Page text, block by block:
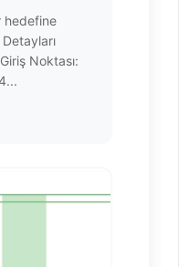
hedefine
Detayları
Noktası: